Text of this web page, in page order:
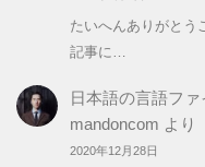
たいへんありがとう
記事に…
日本語の言語ファ
mandoncom より
2020年12月28日